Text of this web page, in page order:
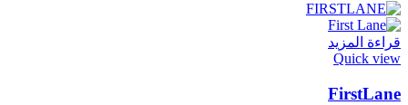
قراءة المزيد
Quick view
FirstLane